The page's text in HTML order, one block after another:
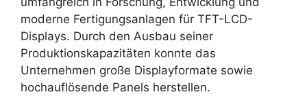
moderne Fertigungsanlagen für TFT-LCD-
Displays. Durch den Ausbau seiner
Produktionskapazitäten konnte das
Unternehmen große Displayformate sowie
hochauflösende Panels herstellen.